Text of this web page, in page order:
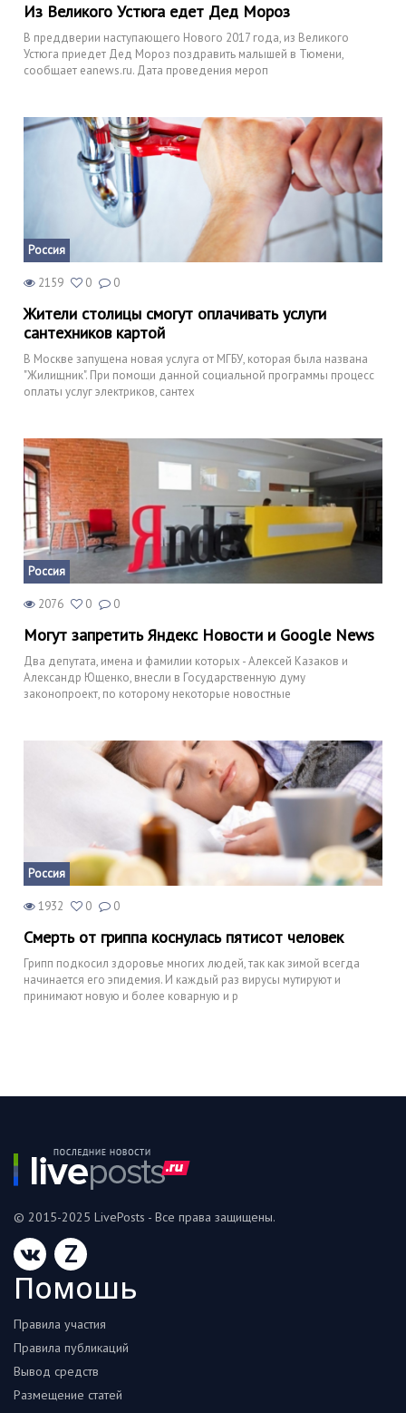
Из Великого Устюга едет Дед Мороз
В преддверии наступающего Нового 2017 года, из Великого
Устюга приедет Дед Мороз поздравить малышей в Тюмени,
сообщает eanews.ru. Дата проведения мероп
Россия
2159 0 0
Жители столицы смогут оплачивать услуги
сантехников картой
В Москве запущена новая услуга от МГБУ, которая была названа
"Жилищник". При помощи данной социальной программы процесс
оплаты услуг электриков, сантех
Россия
2076 0 0
Могут запретить Яндекс Новости и Google News
Два депутата, имена и фамилии которых - Алексей Казаков и
Александр Ющенко, внесли в Государственную думу
законопроект, по которому некоторые новостные
Россия
1932 0 0
Смерть от гриппа коснулась пятисот человек
Грипп подкосил здоровье многих людей, так как зимой всегда
начинается его эпидемия. И каждый раз вирусы мутируют и
принимают новую и более коварную и р
© 2015-2025 LivePosts - Все права защищены.
Z
Помошь
Правила участия
Правила публикаций
Вывод средств
Размещение статей